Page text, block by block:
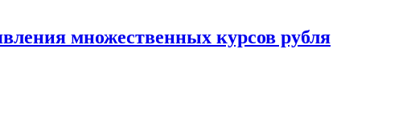
множественных курсов рубля